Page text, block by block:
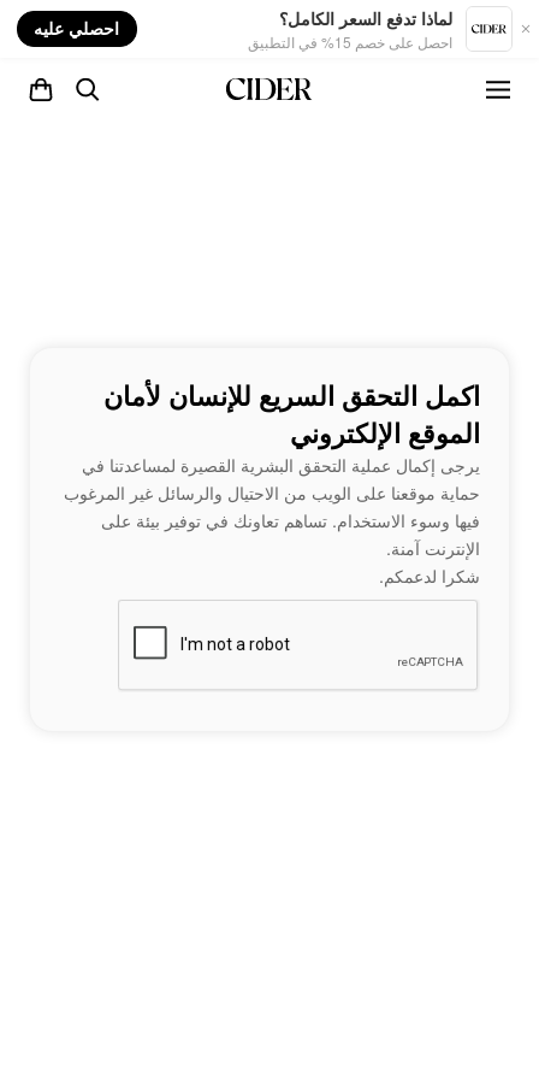
لماذا تدفع السعر الكامل؟
احصل على خصم 15% في التطبيق
احصلي عليه
اكمل التحقق السريع للإنسان لأمان
الموقع الإلكتروني
يرجى إكمال عملية التحقق البشرية القصيرة لمساعدتنا في
حماية موقعنا على الويب من الاحتيال والرسائل غير المرغوب
فيها وسوء الاستخدام. تساهم تعاونك في توفير بيئة على
الإنترنت آمنة.
شكرا لدعمكم.